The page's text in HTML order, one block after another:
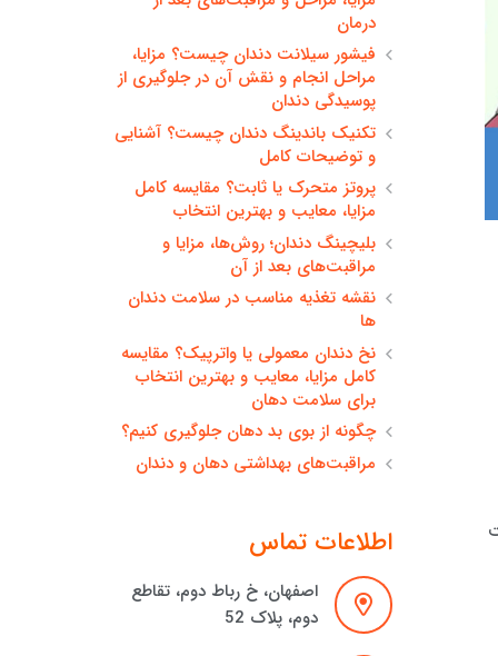
درمان
فیشور سیلانت دندان چیست؟ مزایا،
مراحل انجام و نقش آن در جلوگیری از
پوسیدگی دندان
تکنیک باندینگ دندان چیست؟ آشنایی
و توضیحات کامل
پروتز متحرک یا ثابت؟ مقایسه کامل
مزایا، معایب و بهترین انتخاب
بلیچینگ دندان؛ روش‌ها، مزایا و
مراقبت‌های بعد از آن
نقشه تغذیه مناسب در سلامت دندان
ها
نخ دندان معمولی یا واترپیک؟ مقایسه
کامل مزایا، معایب و بهترین انتخاب
برای سلامت دهان
چگونه از بوی بد دهان جلوگیری کنیم؟
مراقبت‌های بهداشتی دهان و دندان
اطلاعات تماس
اصفهان، خ رباط دوم، تقاطع
دوم، پلاک 52